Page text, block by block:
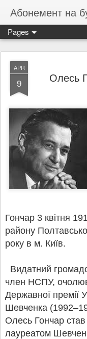
Абонемент на
Pages
APR
9 Олесь
Гончар 3 квітня
району
року в м. Київ.
Видатний
член НСПУ,
Державної премії
Шевченка
Олесь Гончар
лауреатом